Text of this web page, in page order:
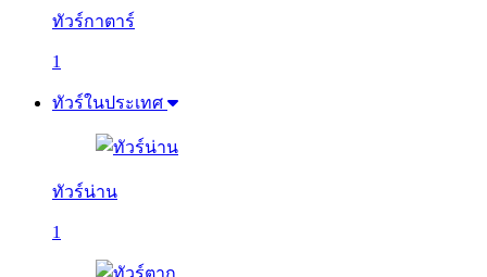
ทัวร์กาตาร์
1
ทัวร์ในประเทศ
ทัวร์น่าน
1